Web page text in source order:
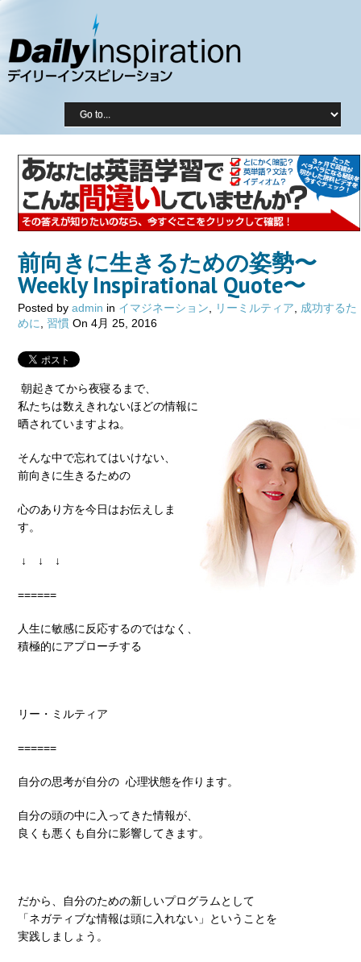
前向きに生きるための姿勢〜
Weekly Inspirational Quote〜
Posted by admin in イマジネーション リーミルティア
成功するた
めに
習慣 On 4月 25, 2016
朝起きてから夜寝るまで、
私たちは数えきれないほどの情報に
晒されていますよね。
そんな中で忘れてはいけない、
前向きに生きるための
心のあり方を今日はお伝えしま
す。
↓ ↓ ↓
======
人生に敏感に反応するのではなく、
積極的にアプローチする
リー・ミルティア
======
自分の思考が自分の 心理状態を作ります。
自分の頭の中に入ってきた情報が、
良くも悪くも自分に影響してきます。
だから、自分のための新しいプログラムとして
「ネガティブな情報は頭に入れない」ということを
実践しましょう。